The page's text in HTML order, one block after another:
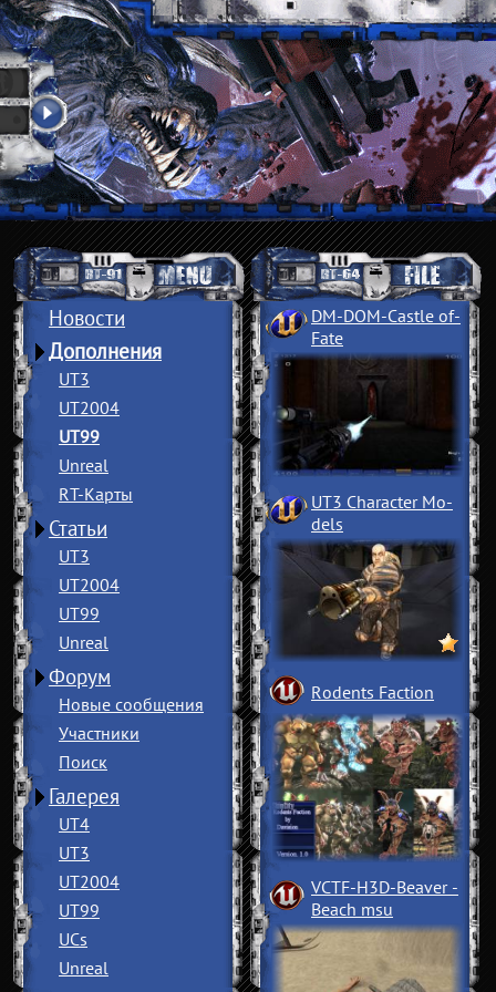
Новости
Дополнения
UT3
UT2004
UT99
Unreal
RT-Карты
Статьи
UT3
UT2004
UT99
Unreal
Форум
Новые сообщения
Участники
Поиск
Галерея
UT4
UT3
UT2004
UT99
UCs
Unreal
DM-DOM-Castle of­
Fate
UT3 Character Mo­
dels
Rodents Faction
VCTF-H3D-Beaver ­
Beach msu